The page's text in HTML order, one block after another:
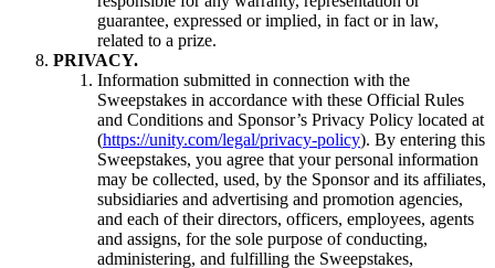
guarantee, expressed or implied, in fact or in law,
related to a prize.
PRIVACY.
Information submitted in connection with the
Sweepstakes in accordance with these Official Rules
and Conditions and Sponsor’s Privacy Policy located at
(https://unity.com/legal/privacy-policy). By entering this
Sweepstakes, you agree that your personal information
may be collected, used, by the Sponsor and its affiliates,
subsidiaries and advertising and promotion agencies,
and each of their directors, officers, employees, agents
and assigns, for the sole purpose of conducting,
administering, and fulfilling the Sweepstakes,